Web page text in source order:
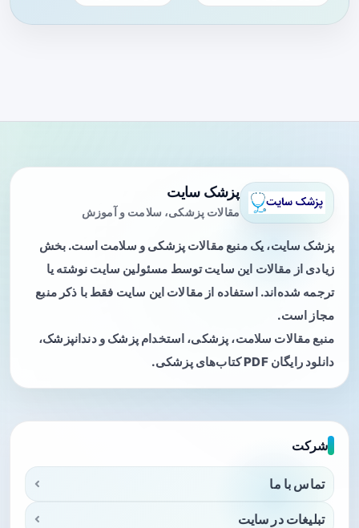
پزشک سایت
مقالات پزشکی، سلامت و آموزش
پزشک سایت، یک منبع مقالات پزشکی و سلامت است. بخش
زیادی از مقالات این سایت توسط مسئولین سایت نوشته یا
ترجمه شده‌اند. استفاده از مقالات این سایت فقط با ذکر منبع
مجاز است.
منبع مقالات سلامت، پزشکی، استخدام پزشک و دندانپزشک،
دانلود رایگان PDF کتاب‌های پزشکی.
شرکت
تماس با ما
تبلیغات در سایت